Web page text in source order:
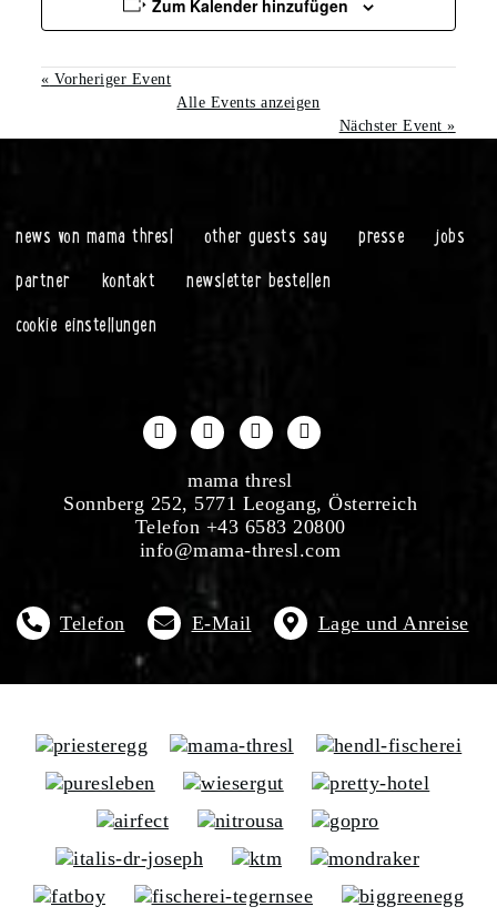
Zum Kalender hinzufügen
« Vorheriger Event
Alle Events anzeigen
Nächster Event»
news von mama thresl other guests say presse
jobs
partner
kontakt
newsletter bestellen
cookie einstellungen
mama thresl
Sonnberg 252, 5771 Leogang, Österreich
Telefon +43 6583 20800
info@mama-thresl.com
Telefon E-Mail Lage und Anreise